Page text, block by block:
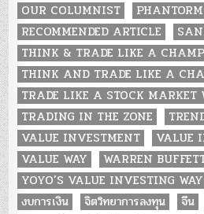
OUR COLUMNIST
PHANTORM
RECOMMENDED ARTICLE
THINK & TRADE LIKE A
THINK AND TRADE LIKE A
TRADE LIKE A STOCK MARKET
TRADING IN THE ZONE
VALUE INVESTMENT
VALUE
VALUE WAY
WARREN
YOYO’S VALUE INVESTING WAY
งบการเงิน
จิตวิทยาการลงทุน จีน